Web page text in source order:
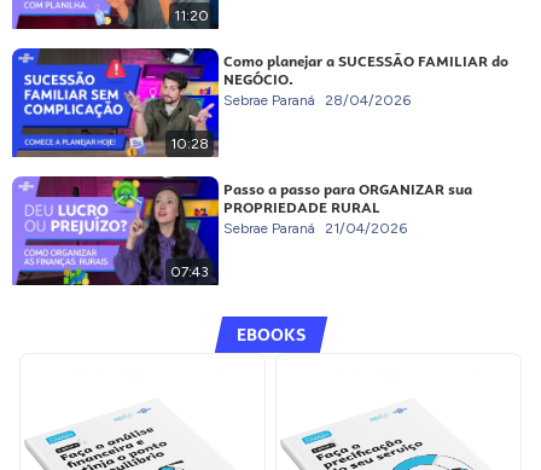
11:20
10:28
Como planejar a SUCESSÃO FAMILIAR do
NEGÓCIO.
Sebrae Paraná 28/04/2026
07:43
Passo a passo para ORGANIZAR sua
PROPRIEDADE RURAL
Sebrae Paraná 21/04/2026
EBOOKS